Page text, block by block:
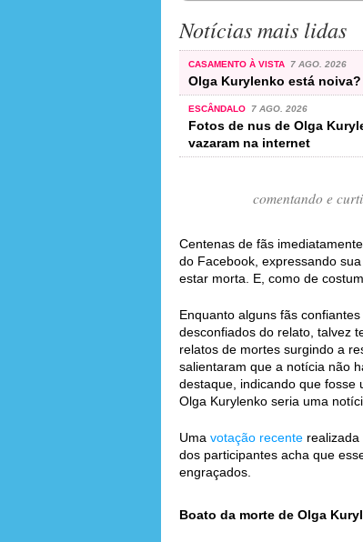
Notícias mais lidas
CASAMENTO À VISTA 7 AGO. 2026
Olga Kurylenko está noiva?
ESCÂNDALO 7 AGO. 2026
Fotos de nus de Olga
vazaram na internet
comentando e
Centenas de fãs
do Facebook, expressando
estar morta. E, como de
Enquanto alguns fãs
desconfiados do relato, talvez
relatos de mortes surgindo a
salientaram que a notícia não
destaque, indicando que fosse
Olga Kurylenko seria uma
Uma votação recente
dos participantes acha que
engraçados.
Boato da morte de Olga